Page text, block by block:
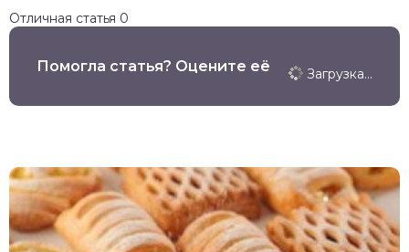
Отличная статья 0
Помогла статья? Оцените её Загрузка...